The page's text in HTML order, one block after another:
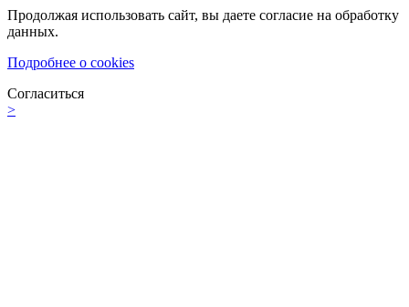
Продолжая использовать сайт, вы даете согласие на обработку
данных.
Подробнее о cookies
Согласиться
>